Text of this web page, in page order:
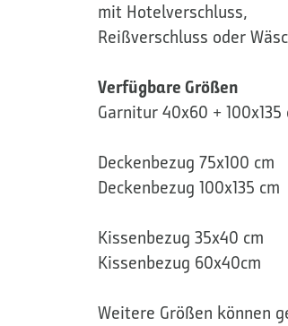
mit Hotelverschluss,
Reißverschluss oder
Verfügbare Größen
Garnitur 40x60 + 100x135
Deckenbezug 75x100 cm
Deckenbezug 100x135 cm
Kissenbezug 35x40 cm
Kissenbezug 60x40cm
Weitere Größen können